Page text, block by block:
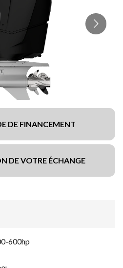
DE FINANCEMENT
DE VOTRE ÉCHANGE
600hp